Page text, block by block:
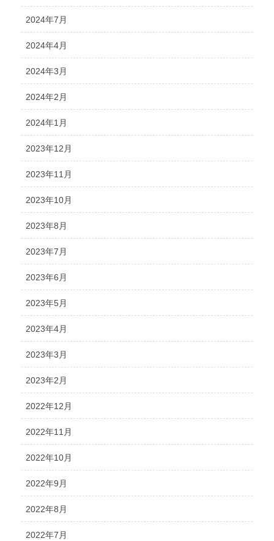
2024年7月
2024年4月
2024年3月
2024年2月
2024年1月
2023年12月
2023年11月
2023年10月
2023年8月
2023年7月
2023年6月
2023年5月
2023年4月
2023年3月
2023年2月
2022年12月
2022年11月
2022年10月
2022年9月
2022年8月
2022年7月